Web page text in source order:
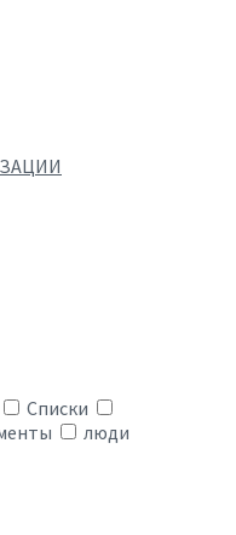
Списки
люди